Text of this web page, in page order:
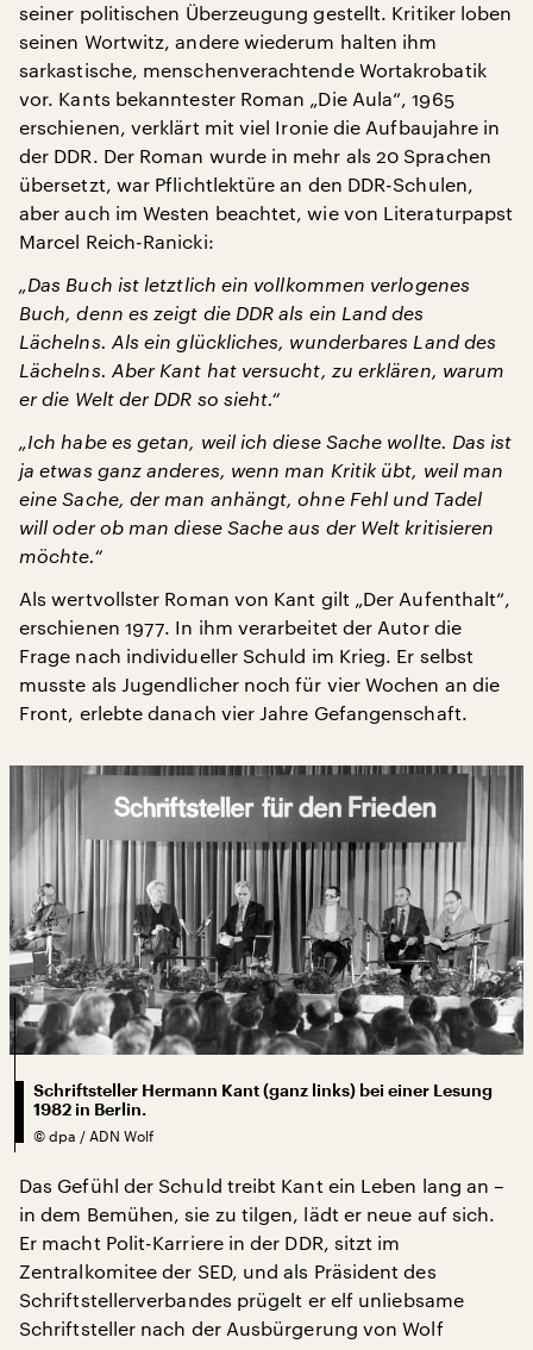
seiner politischen Überzeugung gestellt. Kritiker loben
seinen Wortwitz, andere wiederum halten ihm
sarkastische, menschenverachtende Wortakrobatik
vor. Kants bekanntester Roman „Die Aula“, 1965
erschienen, verklärt mit viel Ironie die Aufbaujahre in
der DDR. Der Roman wurde in mehr als 20 Sprachen
übersetzt, war Pflichtlektüre an den DDR-Schulen,
aber auch im Westen beachtet, wie von Literaturpapst
Marcel Reich-Ranicki:
„Das Buch ist letztlich ein vollkommen verlogenes
Buch, denn es zeigt die DDR als ein Land des
Lächelns. Als ein glückliches, wunderbares Land des
Lächelns. Aber Kant hat versucht, zu erklären, warum
er die Welt der DDR so sieht.“
„Ich habe es getan, weil ich diese Sache wollte. Das ist
ja etwas ganz anderes, wenn man Kritik übt, weil man
eine Sache, der man anhängt, ohne Fehl und Tadel
will oder ob man diese Sache aus der Welt kritisieren
möchte.“
Als wertvollster Roman von Kant gilt „Der Aufenthalt“,
erschienen 1977. In ihm verarbeitet der Autor die
Frage nach individueller Schuld im Krieg. Er selbst
musste als Jugendlicher noch für vier Wochen an die
Front, erlebte danach vier Jahre Gefangenschaft.
Schriftsteller Hermann Kant (ganz links) bei einer Lesung
1982 in Berlin.
© dpa / ADN Wolf
Das Gefühl der Schuld treibt Kant ein Leben lang an –
in dem Bemühen, sie zu tilgen, lädt er neue auf sich.
Er macht Polit-Karriere in der DDR, sitzt im
Zentralkomitee der SED, und als Präsident des
Schriftstellerverbandes prügelt er elf unliebsame
Schriftsteller nach der Ausbürgerung von Wolf